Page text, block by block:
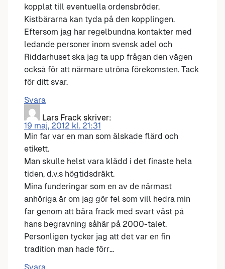
kopplat till eventuella ordensbröder.
Kistbärarna kan tyda på den kopplingen.
Eftersom jag har regelbundna kontakter med
ledande personer inom svensk adel och
Riddarhuset ska jag ta upp frågan den vägen
också för att närmare utröna förekomsten. Tack
för ditt svar.
Svara
Lars Frack skriver:
19 maj, 2012 kl. 21:31
Min far var en man som älskade flärd och
etikett.
Man skulle helst vara klädd i det finaste hela
tiden, d.v.s högtidsdräkt.
Mina funderingar som en av de närmast
anhöriga är om jag gör fel som vill hedra min
far genom att bära frack med svart väst på
hans begravning såhär på 2000-talet.
Personligen tycker jag att det var en fin
tradition man hade förr…